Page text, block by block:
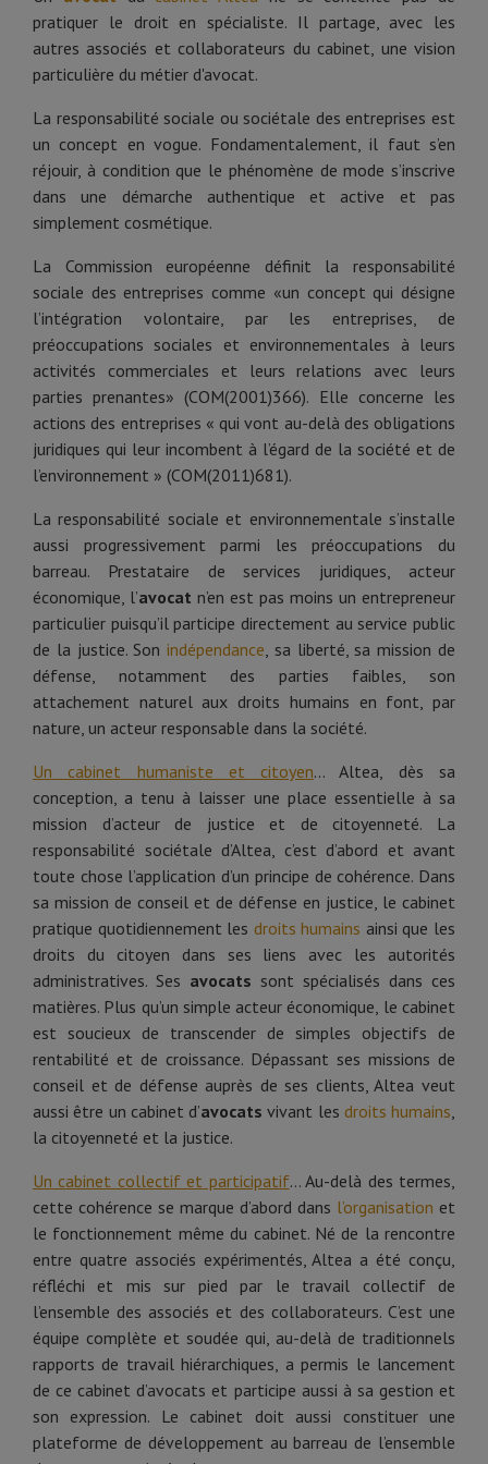
pratiquer le droit en spécialiste. Il partage, avec les
autres associés et collaborateurs du cabinet, une vision
particulière du métier d'avocat.
La responsabilité sociale ou sociétale des entreprises est
un concept en vogue. Fondamentalement, il faut s’en
réjouir, à condition que le phénomène de mode s’inscrive
dans une démarche authentique et active et pas
simplement cosmétique.
La Commission européenne définit la responsabilité
sociale des entreprises comme «un concept qui désigne
l’intégration volontaire, par les entreprises, de
préoccupations sociales et environnementales à leurs
activités commerciales et leurs relations avec leurs
parties prenantes» (COM(2001)366). Elle concerne les
actions des entreprises « qui vont au-delà des obligations
juridiques qui leur incombent à l’égard de la société et de
l’environnement » (COM(2011)681).
La responsabilité sociale et environnementale s’installe
aussi progressivement parmi les préoccupations du
barreau. Prestataire de services juridiques, acteur
économique, l’avocat n’en est pas moins un entrepreneur
particulier puisqu’il participe directement au service public
de la justice. Sonindépendance, sa liberté, sa mission de
défense, notamment des parties faibles, son
attachement naturel aux droits humains en font, par
nature, un acteur responsable dans la société.
Un cabinet humaniste et citoyen... Altea, dès sa
conception, a tenu à laisser une place essentielle à sa
mission d’acteur de justice et de citoyenneté. La
responsabilité sociétale d’Altea, c’est d’abord et avant
toute chose l’application d’un principe de cohérence. Dans
sa mission de conseil et de défense en justice, le cabinet
pratique quotidiennement les droits humains ainsi que les
droits du citoyen dans ses liens avec les autorités
administratives. Ses avocats sont spécialisés dans ces
matières. Plus qu’un simple acteur économique, le cabinet
est soucieux de transcender de simples objectifs de
rentabilité et de croissance. Dépassant ses missions de
conseil et de défense auprès de ses clients, Altea veut
aussi être un cabinet d’avocats vivant les droits humains,
la citoyenneté et la justice.
Un cabinet collectif et participatif… Au-delà des termes,
cette cohérence se marque d’abord dans l’organisation et
le fonctionnement même du cabinet. Né de la rencontre
entre quatre associés expérimentés, Altea a été conçu,
réfléchi et mis sur pied par le travail collectif de
l’ensemble des associés et des collaborateurs. C’est une
équipe complète et soudée qui, au-delà de traditionnels
rapports de travail hiérarchiques, a permis le lancement
de ce cabinet d’avocats et participe aussi à sa gestion et
son expression. Le cabinet doit aussi constituer une
plateforme de développement au barreau de l’ensemble